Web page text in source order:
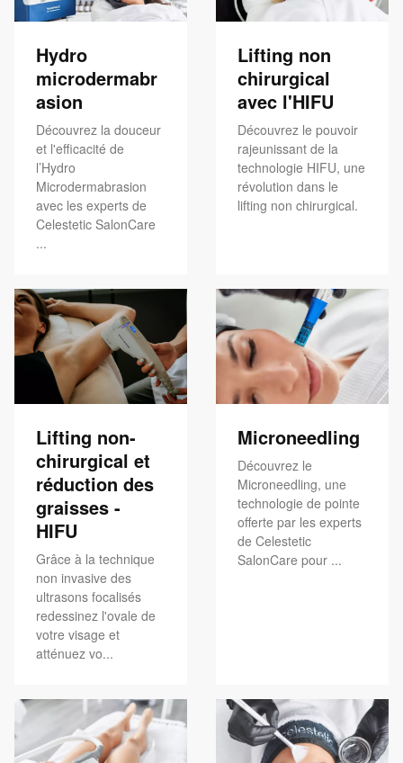
Hydro
microdermabr
asion
Découvrez la douceur
et l'efficacité de
l’Hydro
Microdermabrasion
avec les experts de
Celestetic SalonCare
...
Lifting non
chirurgical
avec l'HIFU
Découvrez le pouvoir
rajeunissant de la
technologie HIFU, une
révolution dans le
lifting non chirurgical.
Lifting non-
chirurgical et
réduction des
graisses -
HIFU
Grâce à la technique
non invasive des
ultrasons focalisés
redessinez l'ovale de
votre visage et
atténuez vo...
Microneedling
Découvrez le
Microneedling, une
technologie de pointe
offerte par les experts
de Celestetic
SalonCare pour ...